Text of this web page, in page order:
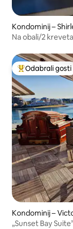
Kondominij –
Na obali/2
Među najviše
Odabrali gosti
Kondominij –
„Sunset Bay